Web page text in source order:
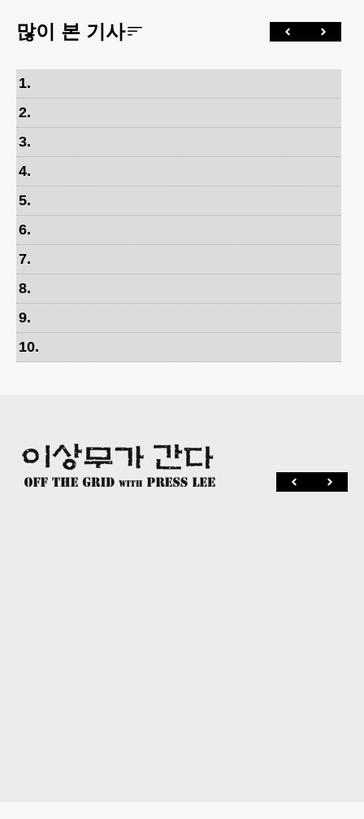
많이 본 기사
1.
2.
3.
4.
5.
6.
7.
8.
9.
10.